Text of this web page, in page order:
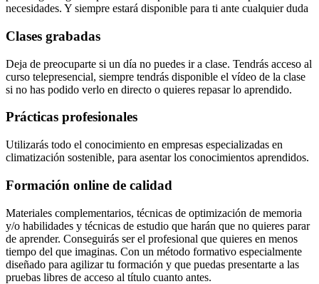
necesidades. Y siempre estará disponible para ti ante cualquier duda
Clases grabadas
Deja de preocuparte si un día no puedes ir a clase. Tendrás acceso al
curso telepresencial, siempre tendrás disponible el vídeo de la clase
si no has podido verlo en directo o quieres repasar lo aprendido.
Prácticas profesionales
Utilizarás todo el conocimiento en empresas especializadas en
climatización sostenible, para asentar los conocimientos aprendidos.
Formación online de calidad
Materiales complementarios, técnicas de optimización de memoria
y/o habilidades y técnicas de estudio que harán que no quieres parar
de aprender. Conseguirás ser el profesional que quieres en menos
tiempo del que imaginas. Con un método formativo especialmente
diseñado para agilizar tu formación y que puedas presentarte a las
pruebas libres de acceso al título cuanto antes.